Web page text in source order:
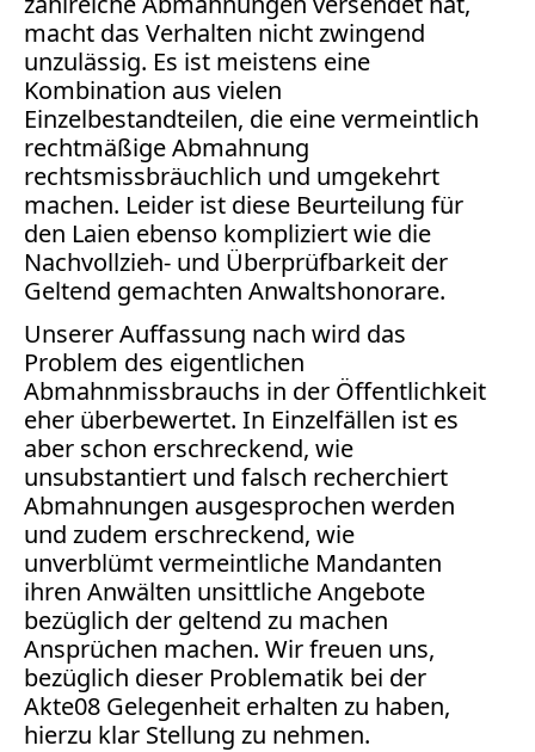
macht das Verhalten nicht zwingend
unzulässig. Es ist meistens eine
Kombination aus vielen
Einzelbestandteilen, die eine vermeintlich
rechtmäßige Abmahnung
rechtsmissbräuchlich und umgekehrt
machen. Leider ist diese Beurteilung für
den Laien ebenso kompliziert wie die
Nachvollzieh- und Überprüfbarkeit der
Geltend gemachten Anwaltshonorare.
Unserer Auffassung nach wird das
Problem des eigentlichen
Abmahnmissbrauchs in der Öffentlichkeit
eher überbewertet. In Einzelfällen ist es
aber schon erschreckend, wie
unsubstantiert und falsch recherchiert
Abmahnungen ausgesprochen werden
und zudem erschreckend, wie
unverblümt vermeintliche Mandanten
ihren Anwälten unsittliche Angebote
bezüglich der geltend zu machen
Ansprüchen machen. Wir freuen uns,
bezüglich dieser Problematik bei der
Akte08 Gelegenheit erhalten zu haben,
hierzu klar Stellung zu nehmen.